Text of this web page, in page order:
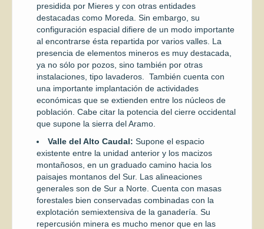
presidida por Mieres y con otras entidades
destacadas como Moreda. Sin embargo, su
configuración espacial difiere de un modo importante
al encontrarse ésta repartida por varios valles. La
presencia de elementos mineros es muy destacada,
ya no sólo por pozos, sino también por otras
instalaciones, tipo lavaderos. También cuenta con
una importante implantación de actividades
económicas que se extienden entre los núcleos de
población. Cabe citar la potencia del cierre occidental
que supone la sierra del Aramo.
Valle del Alto Caudal: Supone el espacio
existente entre la unidad anterior y los macizos
montañosos, en un graduado camino hacia los
paisajes montanos del Sur. Las alineaciones
generales son de Sur a Norte. Cuenta con masas
forestales bien conservadas combinadas con la
explotación semiextensiva de la ganadería. Su
repercusión minera es mucho menor que en las